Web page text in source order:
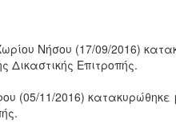
Νήσου (17/09/2016)
Επιτροπής.
(05/11/2016)